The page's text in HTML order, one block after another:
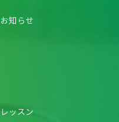
知らせ
ッスン